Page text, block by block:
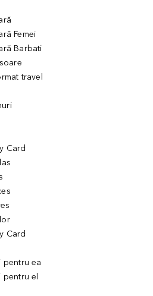
Femei
Barbati
travel
Card
Card
pentru ea
el